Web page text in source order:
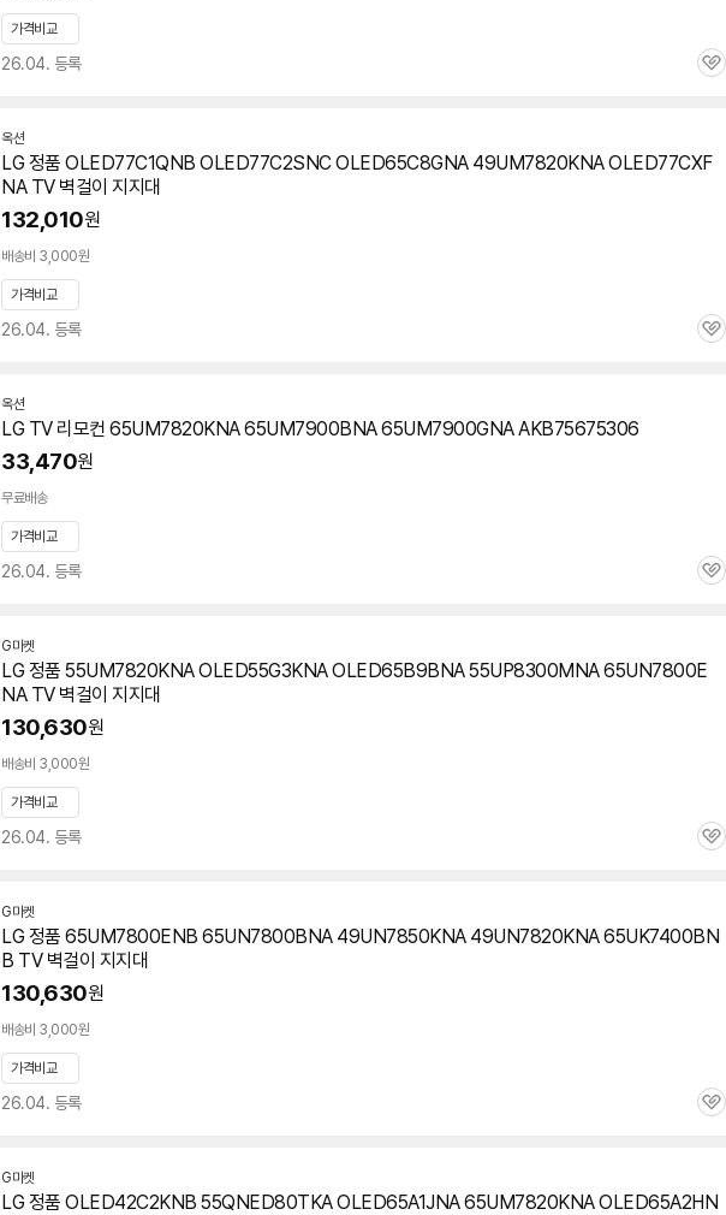
가격비교
26.04. 등록
관
옥션
LG 정품 OLED77C1QNB OLED77C2SNC OLED65C8GNA 49UM7820KNA OLED77CXF
NA TV 벽걸이 지지대
132,010원
배송비 3,000원
가격비교
26.04. 등록
관
옥션
LG TV 리모컨 65UM7820KNA65UM7900BNA 65UM7900GNA AKB75675306
33,470원
무료배송
가격비교
26.04. 등록
관
G마켓
LG 정품 55UM7820KNA OLED55G3KNA OLED65B9BNA 55UP8300MNA 65UN7800E
NA TV 벽걸이 지지대
130,630원
배송비 3,000원
가격비교
26.04. 등록
관
G마켓
LG 정품 65UM7800ENB 65UN7800BNA 49UN7850KNA 49UN7820KNA 65UK7400BN
B TV 벽걸이 지지대
130,630원
배송비 3,000원
가격비교
26.04. 등록
관
G마켓
LG 정품 OLED42C2KNB 55QNED80TKA OLED65A1JNA65UM7820KNAOLED65A2HN